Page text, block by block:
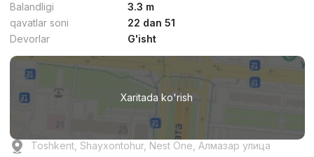
Balandligi
3.3 m
qavatlar soni
22 dan 51
Devorlar
G'isht
Xaritada ko'rish
Toshkent, Shayxontohur, Nest One, Алмазар улица